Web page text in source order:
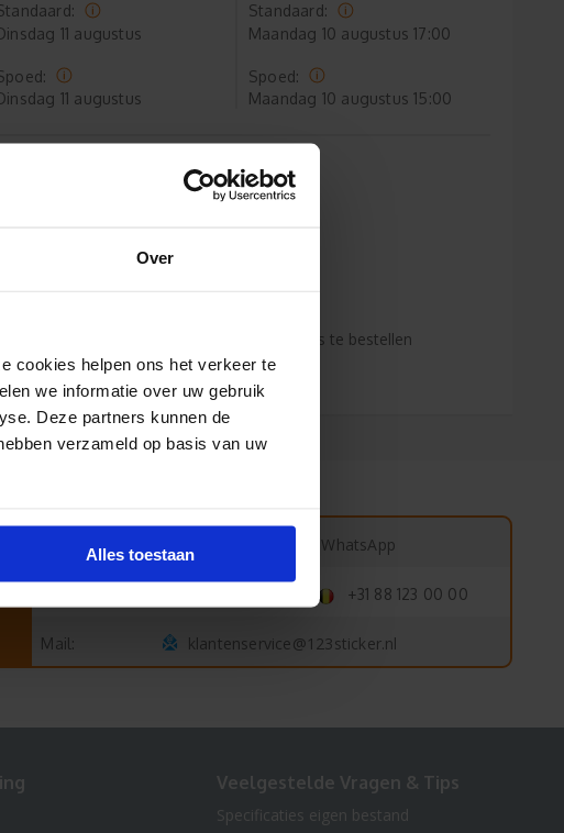
Over
cookies helpen ons het verkeer te
we informatie over uw gebruik
Deze partners kunnen de
verzameld op basis van uw
Alles toestaan
11 augustus
11 augustus
Standaard:
Maandag 10 augustus 17:00
Spoed:
Maandag 10 augustus 15:00
Formaat aanpasbaar
Duizenden klanten raden jou aan bij ons te bestellen
(lees de onafhankelijke reviews)
WhatsApp
+31 88 123 00 00
Mail: klantenservice@123sticker.nl
Veelgestelde Vragen & Tips
Specificaties eigen bestand